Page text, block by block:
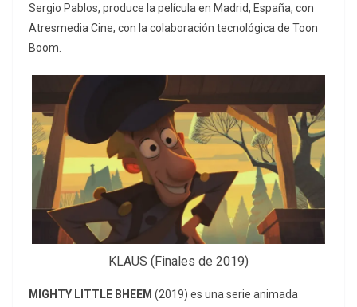
Sergio Pablos, produce la película en Madrid, España, con
Atresmedia Cine, con la colaboración tecnológica de Toon
Boom.
KLAUS (Finales de 2019)
MIGHTY LITTLE BHEEM (2019) es una serie animada